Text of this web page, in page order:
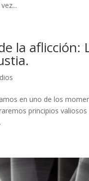
la aflicción:
en uno de los
principios